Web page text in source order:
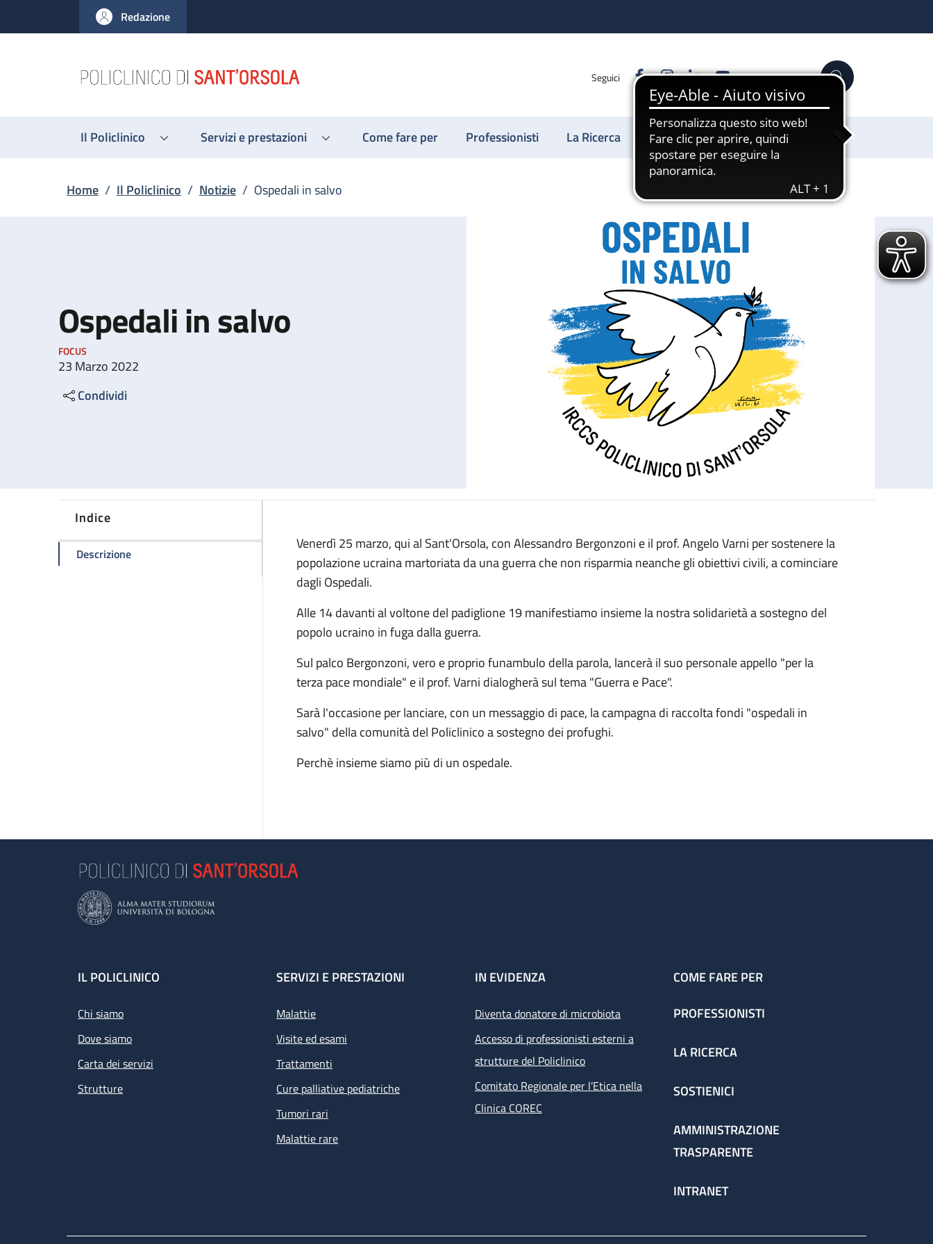
al contenuto principale
to footer content
Redazione
Seguici FacebookInstagram
LinkedinYouTube Cerca
Il Policlinico Servizi e prestazioni Come fare per Professionisti La Ricerca Sostienici
Briciole di pane
Home / Il Policlinico / Notizie / Ospedali in salvo
Ospedali in salvo
FOCUS
23 Marzo 2022
Condividi
Indice
Descrizionedella pagina Ospedali in salvo
Venerdì 25 marzo, qui al Sant'Orsola, con Alessandro Bergonzoni e il prof. Angelo Varni per sostenere la
popolazione ucraina martoriata da una guerra che non risparmia neanche gli obiettivi civili, a cominciare
dagli Ospedali.
Alle 14 davanti al voltone del padiglione 19 manifestiamo insieme la nostra solidarietà a sostegno del
popolo ucraino in fuga dalla guerra.
Sul palco Bergonzoni, vero e proprio funambulo della parola, lancerà il suo personale appello "per la
terza pace mondiale" e il prof. Varni dialogherà sul tema "Guerra e Pace".
Sarà l'occasione per lanciare, con un messaggio di pace, la campagna di raccolta fondi "ospedali in
salvo" della comunità del Policlinico a sostegno dei profughi.
Perchè insieme siamo più di un ospedale.
Footer
IL POLICLINICO
Chi siamo
Dove siamo
Carta dei servizi
Strutture
SERVIZI E PRESTAZIONI
Malattie
Visite ed esami
Trattamenti
Cure palliative pediatriche
Tumori rari
Malattie rare
IN EVIDENZA
Diventa donatore di microbiota
Accesso di professionisti esterni a
strutture del Policlinico
Comitato Regionale per l’Etica nella
Clinica COREC
COME FARE PER
PROFESSIONISTI
LA RICERCA
SOSTIENICI
AMMINISTRAZIONE
TRASPARENTE
INTRANET